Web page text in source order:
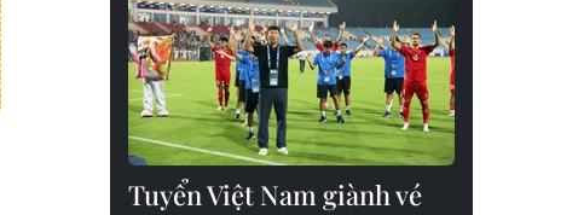
Tuyển Việt Nam giành vé